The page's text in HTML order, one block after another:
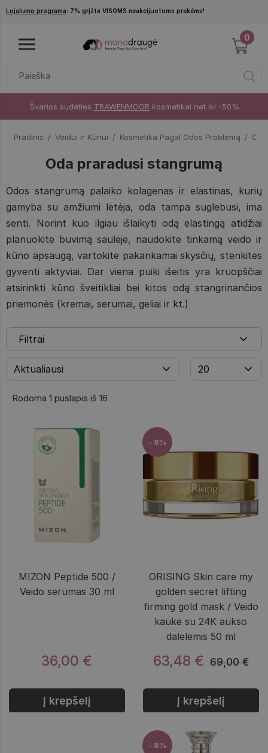
Pereiti į pagrindinį turinį
Lojalumo programa: 7% grįžta VISOMS neakcijuotoms prekėms!
0
Švarios sudėties TRAWENMOOR kosmetikai net iki -50%
Pradinis Veidui ir Kūnui Kosmetika Pagal Odos Problemą
Oda praradusi stangrumą
Odos stangrumą palaiko kolagenas ir elastinas, kurių
gamyba su amžiumi lėtėja, oda tampa suglebusi, ima
senti. Norint kuo ilgiau išlaikyti odą elastingą atidžiai
planuokite buvimą saulėje, naudokite tinkamą veido ir
kūno apsaugą, vartokite pakankamai skysčių, stenkitės
gyventi aktyviai. Dar viena puiki išeitis yra kruopščiai
atsirinkti kūno šveitikliai bei kitos odą stangrinančios
priemonės (kremai, serumai, geliai ir kt.)
Rodoma 1 puslapis iš 16
Filtrai
MIZON Peptide 500 /
Veido serumas 30 ml
36,00 €
Į krepšelį
ORISING Skin care my
golden secret lifting
firming gold mask / Veido
kaukė su 24K aukso
dalelėmis 50 ml
63,48 € 69,00 €
Į krepšelį
- 8%
- 8%